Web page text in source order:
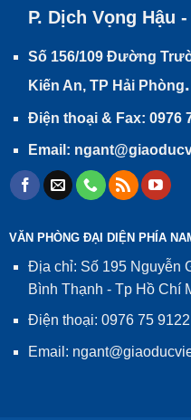
P. Dịch Vọng Hậu
Số 156/109 Đường
Kiến An, TP Hải Phòng.
Điện thoại & Fax: 0976
Email:
VĂN PHÒNG ĐẠI DIỆN PHÍA
Địa chỉ: Số 195 Nguyễn
Bình Thạnh - Tp Hồ Chí
Điện thoại: 0976 75 9122
Email: